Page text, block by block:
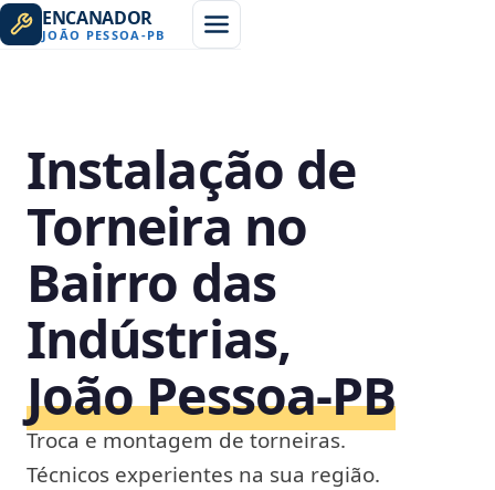
ENCANADOR
JOÃO PESSOA -PB
Instalação de
Torneira no
Bairro das
Indústrias,
João Pessoa‑PB
Troca e montagem de torneiras.
Técnicos experientes na sua região.